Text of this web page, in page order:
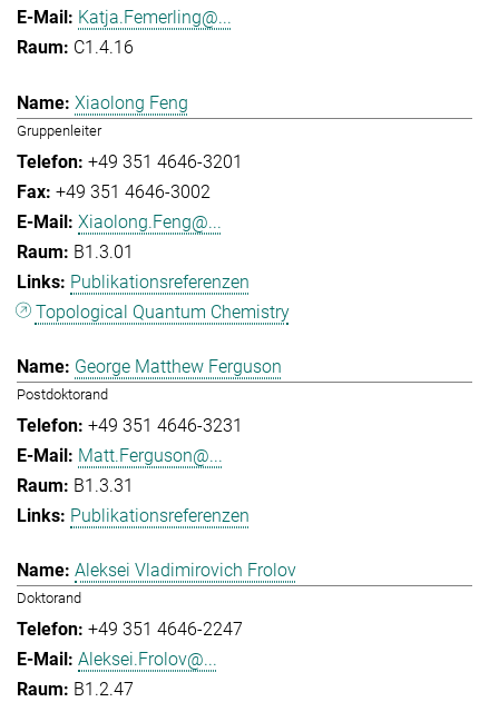
Katja.Femerling@...
C1.4.16
Xiaolong Feng
Gruppenleiter
+49 351 4646-3201
+49 351 4646-3002
Xiaolong.Feng@...
B1.3.01
Publikationsreferenzen
Topological Quantum Chemistry
George Matthew Ferguson
Postdoktorand
+49 351 4646-3231
Matt.Ferguson@...
B1.3.31
Publikationsreferenzen
Aleksei Vladimirovich Frolov
Doktorand
+49 351 4646-2247
Aleksei.Frolov@...
B1.2.47